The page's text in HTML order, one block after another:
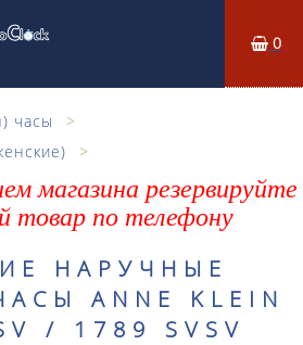
0
часы
магазина резервируйте
товар по телефону
НАРУЧНЫЕ
ANNE KLEIN
/ 1789 SVSV